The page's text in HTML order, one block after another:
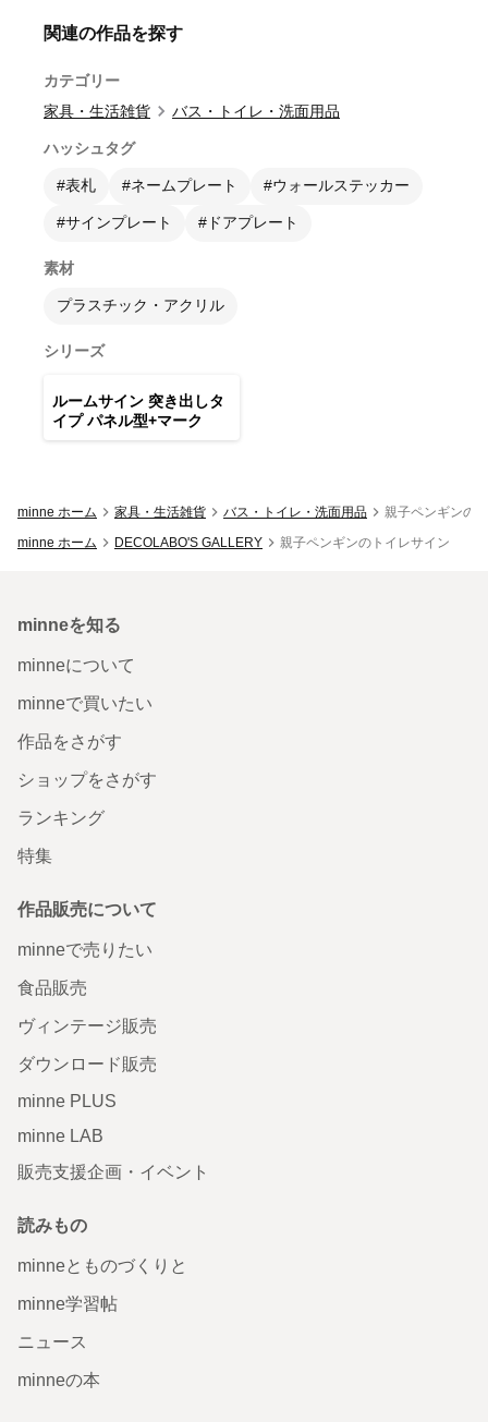
関連の作品を探す
カテゴリー
家具・生活雑貨
バス・トイレ・洗面用品
ハッシュタグ
#表札 #ネームプレート #ウォールステッカー
#サインプレート #ドアプレート
素材
プラスチック・アクリル
シリーズ
ルームサイン 突き出しタ
イプ パネル型+マーク
minne ホーム 家具・生活雑貨 バス・トイレ・洗面用品
親子ペンギンの
minne ホーム
DECOLABO'S GALLERY 親子ペンギンのトイレサイン （
minneを知る
minneについて
minneで買いたい
作品をさがす
ショップをさがす
ランキング
特集
作品販売について
minneで売りたい
食品販売
ヴィンテージ販売
ダウンロード販売
minne PLUS
minne LAB
販売支援企画・イベント
読みもの
minneとものづくりと
minne学習帖
ニュース
minneの本